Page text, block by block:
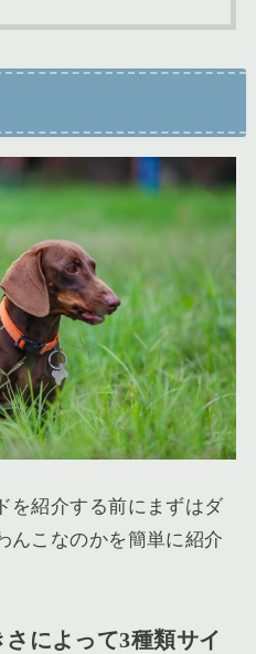
を紹介する前にまずはダ
んこなのかを簡単に紹介
によって3種類サイ